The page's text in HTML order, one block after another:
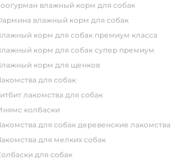
зоогурман влажный корм для собак
фармина влажный корм для собак
влажный корм для собак премиум класса
влажный корм для собак супер премиум
влажный корм для щенков
лакомства для собак
титбит лакомства для собак
мнямс колбаски
лакомства для собак деревенские лакомства
лакомства для мелких собак
колбаски для собак